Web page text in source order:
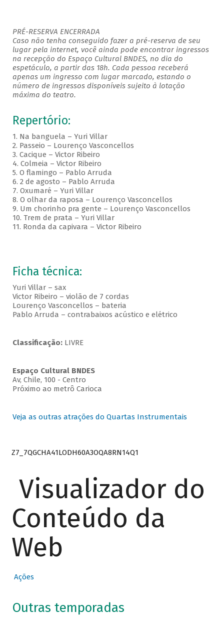
PRÉ-RESERVA ENCERRADA
Caso não tenha conseguido fazer a pré-reserva de seu
lugar pela internet, você ainda pode encontrar ingressos
na recepção do Espaço Cultural BNDES, no dia do
espetáculo, a partir das 18h. Cada pessoa receberá
apenas um ingresso com lugar marcado, estando o
número de ingressos disponíveis sujeito à lotação
máxima do teatro.
Repertório:
1. Na banguela – Yuri Villar
2. Passeio – Lourenço Vasconcellos
3. Cacique – Victor Ribeiro
4. Colmeia – Victor Ribeiro
5. O flamingo – Pablo Arruda
6. 2 de agosto – Pablo Arruda
7. Oxumaré – Yuri Villar
8. O olhar da raposa – Lourenço Vasconcellos
9. Um chorinho pra gente – Lourenço Vasconcellos
10. Trem de prata – Yuri Villar
11. Ronda da capivara – Victor Ribeiro
Ficha técnica:
Yuri Villar – sax
Victor Ribeiro – violão de 7 cordas
Lourenço Vasconcellos – bateria
Pablo Arruda – contrabaixos acústico e elétrico
Classificação:LIVRE
Espaço Cultural BNDES
Av, Chile, 100 - Centro
Próximo ao metrô Carioca
Veja as outras atrações do Quartas Instrumentais
Z7_7QGCHA41LODH60A3OQA8RN14Q1
Visualizador do
Conteúdo da
Web
Ações
Outras temporadas